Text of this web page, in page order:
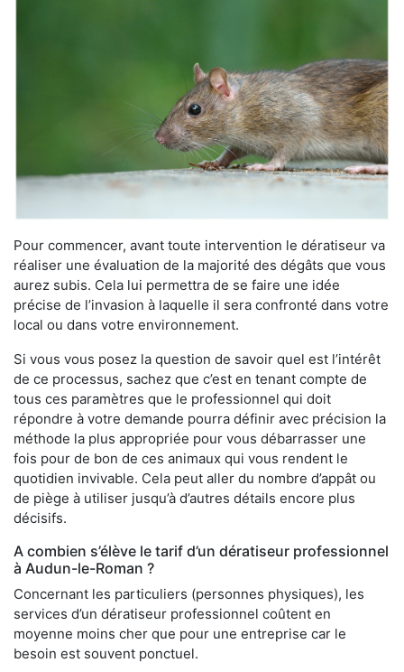
Pour commencer, avant toute intervention le dératiseur va
réaliser une évaluation de la majorité des dégâts que vous
aurez subis. Cela lui permettra de se faire une idée
précise de l’invasion à laquelle il sera confronté dans votre
local ou dans votre environnement.
Si vous vous posez la question de savoir quel est l’intérêt
de ce processus, sachez que c’est en tenant compte de
tous ces paramètres que le professionnel qui doit
répondre à votre demande pourra définir avec précision la
méthode la plus appropriée pour vous débarrasser une
fois pour de bon de ces animaux qui vous rendent le
quotidien invivable. Cela peut aller du nombre d’appât ou
de piège à utiliser jusqu’à d’autres détails encore plus
décisifs.
A combien s’élève le tarif d’un dératiseur professionnel
à Audun-le-Roman ?
Concernant les particuliers (personnes physiques), les
services d’un dératiseur professionnel coûtent en
moyenne moins cher que pour une entreprise car le
besoin est souvent ponctuel.